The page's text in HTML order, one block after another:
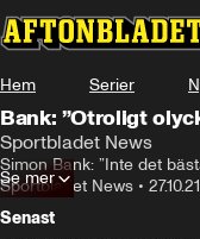
Hem Serier
Bank: ”Otroligt
Sportbladet News
Simon Bank: ”Inte det
Sportbladet News • 27.10.21
Se mer
Senast